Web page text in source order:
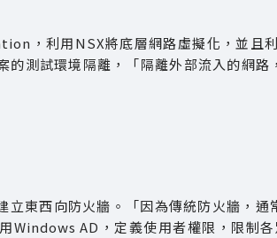
，利用NSX將底層網路虛擬化，並
測試環境隔離，「隔離外部流入的網路
東西向防火牆。「因為傳統防火牆，通
Windows AD，定義使用者權限，限制